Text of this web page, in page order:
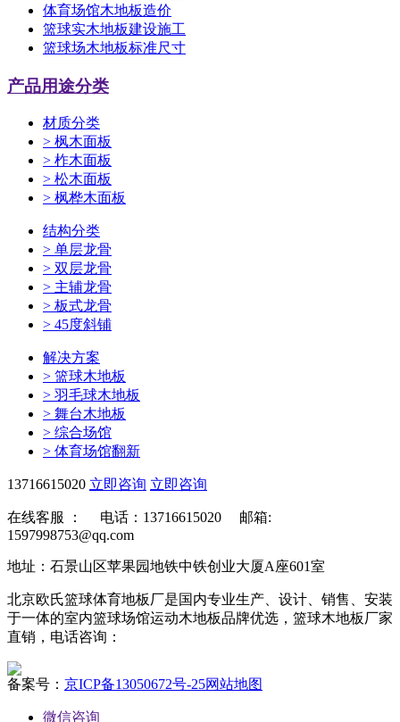
体育场馆木地板造价
篮球实木地板建设施工
篮球场木地板标准尺寸
产品用途分类
材质分类
> 枫木面板
> 柞木面板
> 松木面板
> 枫桦木面板
结构分类
> 单层龙骨
> 双层龙骨
> 主辅龙骨
> 板式龙骨
> 45度斜铺
解决方案
> 篮球木地板
> 羽毛球木地板
> 舞台木地板
> 综合场馆
> 体育场馆翻新
13716615020 立即咨询 立即咨询
在线客服 ：
电话：13716615020 邮箱:
1597998753@qq.com
地址：石景山区苹果园地铁中铁创业大厦A座601室
北京欧氏篮球体育地板厂是国内专业生产、设计、销售、安装
于一体的室内篮球场馆运动木地板品牌优选，篮球木地板厂家
直销，电话咨询：
备案号： 京ICP备13050672号-25网站地图
微信咨询